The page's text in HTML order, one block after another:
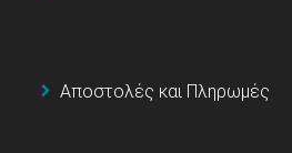
Αποστολές και Πληρωμές